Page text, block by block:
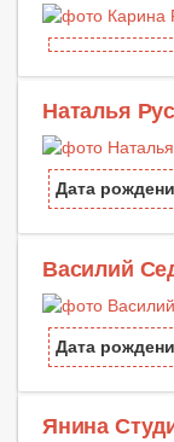
Наталья
Дата
Василий
Дата
Янина